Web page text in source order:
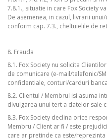
7.8.1., situatie in care Fox Society
De asemenea, in cazul, livrarii
conform cap. 7.3., cheltuielile de
8. Frauda
8.1. Fox Society nu solicita
de comunicare (e-mail/telefonic/
confidentiale, conturi/carduri
8.2. Clientul / Membrul isi asuma
divulgarea unui tert a datelor sale
8.3. Fox Society declina orice
Membru / Client ar fi / este
care ar pretinde ca este/reprezinta